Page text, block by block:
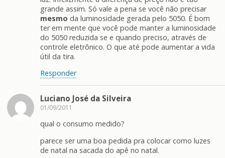
grande assim. Só vale a pena se você não precisar
mesmo da luminosidade gerada pelo 5050. É bom
ter em mente que você pode manter a luminosidade
do 5050 reduzida se e quando preciso, através de
controle eletrônico. O que até pode aumentar a vida
útil da tira.
Responder
Luciano José da Silveira
01/09/2011
qual o consumo medido?
parece ser uma boa pedida pra colocar como luzes
de natal na sacada do apê no natal.